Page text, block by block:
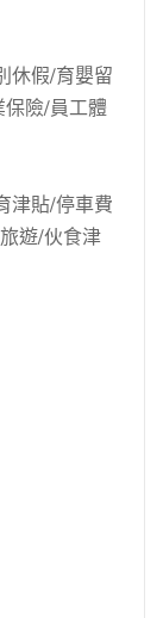
休假/育嬰留
險/員工體
津貼/停車費
遊/伙食津